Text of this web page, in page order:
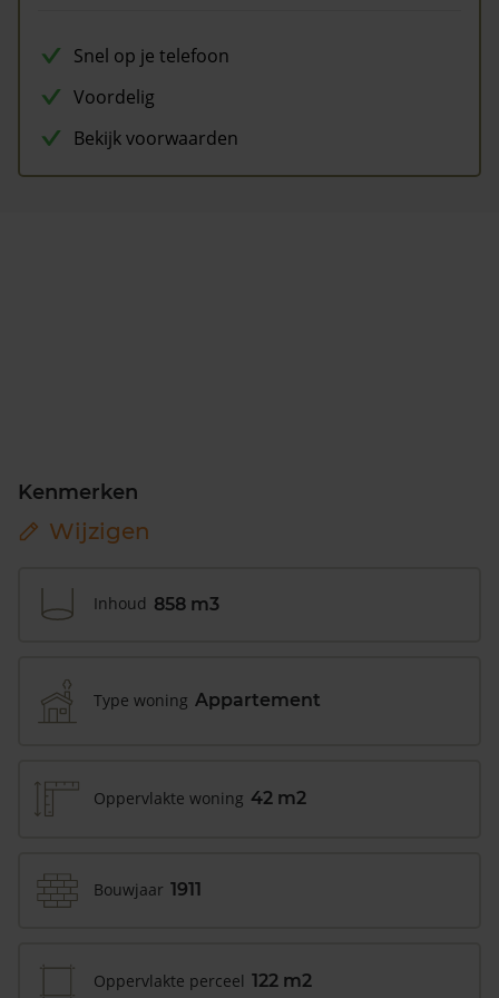
Snel op je telefoon
Voordelig
Bekijk voorwaarden
Kenmerken
Wijzigen
Inhoud 858 m3
Type woning Appartement
Oppervlakte woning 42 m2
Bouwjaar 1911
Oppervlakte perceel 122 m2